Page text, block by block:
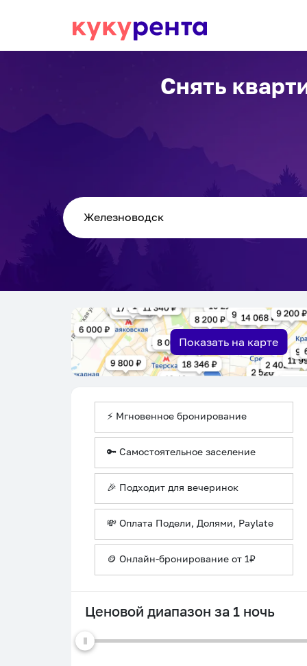
Снять
Показать на карте
⚡ Мгновенное бронирование
🔑 Самостоятельное заселение
🎉 Подходит для вечеринок
💸 Оплата Подели, Долями, Paylate
🪙 Онлайн-бронирование от 1₽
Ценовой диапазон за 1 ночь